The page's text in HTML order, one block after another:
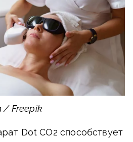
/ Freepik
Dot СО2 способствует